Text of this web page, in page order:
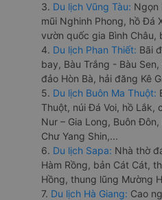
3. Du lịch Vũng Tàu: Ngọn
mũi Nghinh Phong, hồ Đá
vườn quốc gia Bình Châu,
4. Du lịch Phan Thiết: Bãi
bay, Bàu Trắng - Bàu
đảo Hòn Bà, hải đăng Kê
5. Du lịch Buôn Ma Thuột:
Thuột, núi Đá Voi, hồ Lắk,
Nur – Gia Long, Buôn
Chư Yang Shin,...
6. Du lịch Sapa: Nhà thờ
Hàm Rồng, bản Cát Cát,
Hồng, thung lũng Mường
7. Du lịch Hà Giang: Cao